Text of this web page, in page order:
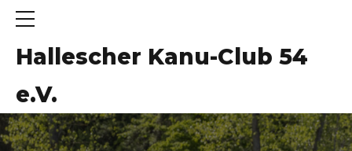
Hallescher Kanu-Club 54
e.V.